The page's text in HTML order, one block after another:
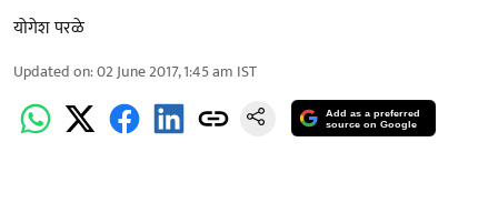
योगेश परळे
Updated on:02 June 2017, 1:45 am IST
Add as a preferred
source on Google